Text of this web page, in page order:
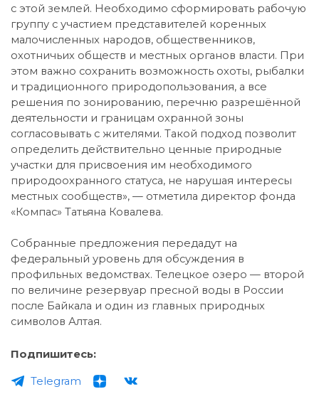
с этой землей. Необходимо сформировать рабочую
группу с участием представителей коренных
малочисленных народов, общественников,
охотничьих обществ и местных органов власти. При
этом важно сохранить возможность охоты, рыбалки
и традиционного природопользования, а все
решения по зонированию, перечню разрешённой
деятельности и границам охранной зоны
согласовывать с жителями. Такой подход позволит
определить действительно ценные природные
участки для присвоения им необходимого
природоохранного статуса, не нарушая интересы
местных сообществ», — отметила директор фонда
«Компас» Татьяна Ковалева.
Собранные предложения передадут на
федеральный уровень для обсуждения в
профильных ведомствах. Телецкое озеро — второй
по величине резервуар пресной воды в России
после Байкала и один из главных природных
символов Алтая.
Подпишитесь:
Telegram